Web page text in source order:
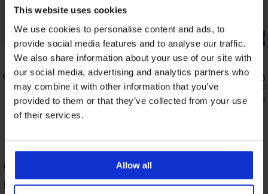
This website uses cookies
We use cookies to personalise content and ads, to
provide social media features and to analyse our traffic.
We also share information about your use of our site with
our social media, advertising and analytics partners who
may combine it with other information that you’ve
provided to them or that they’ve collected from your use
of their services.
Allow all
5
Bestseller
4,9
Смаляващ сутиен Triumph True Shape
Sensation неподплатен
56,99 €
(111,46 лв.)
-20% BRA20
Спортен
29,59 €
ОЦЕНКА НА ПРОДУКТ 2 PACK
подплатени сутиени Fili Lace